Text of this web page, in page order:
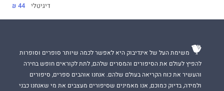
דיגיטלי 44 ₪
משימת העל של אינדיבוק היא לאפשר לכמה שיותר סופרים וסופרות
להפיץ לעולם את הסיפורים והמסרים שלהם, לתת לקוראים חופש בחירה
והעשיר את כוח הקריאה בעולם שלהם. אנחנו אוהבים ספרים, סיפורים
ולמידה, בדיוק כמוכם, אנו מאמינים שסיפורים מעצבים את מי שאנחנו כבני